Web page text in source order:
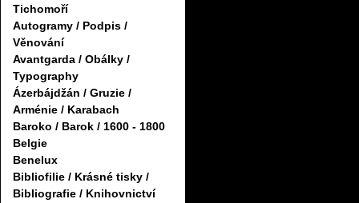
Tichomoří
Autogramy / Podpis /
Věnování
Avantgarda / Obálky /
Typography
Ázerbájdžán / Gruzie /
Arménie / Karabach
Baroko / Barok / 1600 - 1800
Belgie
Benelux
Bibliofilie / Krásné tisky /
Bibliografie / Knihovnictví